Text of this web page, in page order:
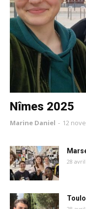
Nîmes 2025
Marine Daniel - 12
28